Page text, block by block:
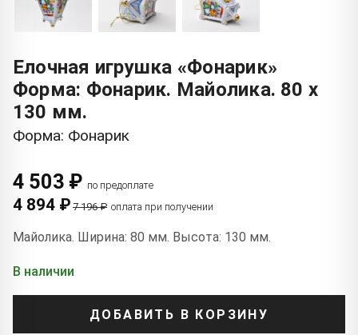
Елочная игрушка «Фонарик»
Форма: Фонарик. Майолика. 80 x
130 мм.
Форма: Фонарик
4 503 ₽ по предоплате
4 894 ₽ 7 196 ₽ оплата при получении
Майолика. Ширина: 80 мм. Высота: 130 мм.
В наличии
ДОБАВИТЬ В КОРЗИНУ